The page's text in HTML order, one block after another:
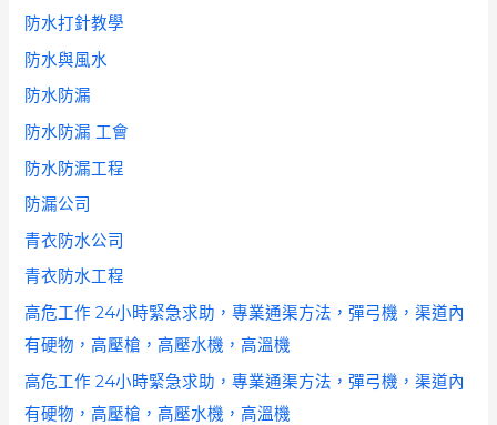
防水打針教學
防水與風水
防水防漏
防水防漏 工會
防水防漏工程
防漏公司
青衣防水公司
青衣防水工程
高危工作 24小時緊急求助，專業通渠方法，彈弓機，渠道內
有硬物，高壓槍，高壓水機，高溫機
高危工作 24小時緊急求助，專業通渠方法，彈弓機，渠道內
有硬物，高壓槍，高壓水機，高溫機